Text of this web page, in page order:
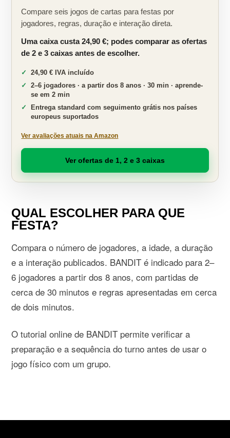
Compare seis jogos de cartas para festas por
jogadores, regras, duração e interação direta.
Uma caixa custa 24,90 €; podes comparar as ofertas
de 2 e 3 caixas antes de escolher.
24,90 € IVA incluído
2–6 jogadores · a partir dos 8 anos · 30 min · aprende-
se em 2 min
Entrega standard com seguimento grátis nos países
europeus suportados
Ver avaliações atuais na Amazon
Ver ofertas de 1, 2 e 3 caixas
QUAL ESCOLHER PARA QUE
FESTA?
Compara o número de jogadores, a idade, a duração
e a interação publicados. BANDIT é indicado para 2–
6 jogadores a partir dos 8 anos, com partidas de
cerca de 30 minutos e regras apresentadas em cerca
de dois minutos.
O tutorial online de BANDIT permite verificar a
preparação e a sequência do turno antes de usar o
jogo físico com um grupo.